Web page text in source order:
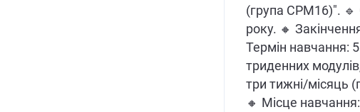
(група CPM16)".
року. 🔸
Термін навчання:
триденних
три тижні/місяць
🔸 Місце